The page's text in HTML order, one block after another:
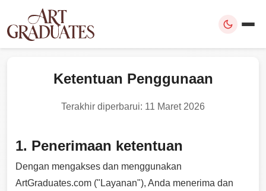
Ketentuan Penggunaan
Terakhir diperbarui: 11 Maret 2026
1. Penerimaan ketentuan
Dengan mengakses dan menggunakan
ArtGraduates.com ("Layanan"), Anda menerima dan